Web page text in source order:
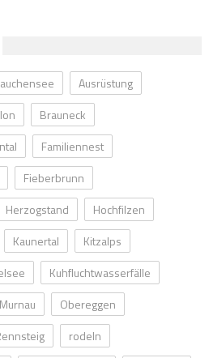
Ausrüstung
Brauneck
Familiennest
Fieberbrunn
Herzogstand
Hochfilzen
Kaunertal
Kitzalps
Kuhfluchtwasserfälle
Murnau
Obereggen
rodeln